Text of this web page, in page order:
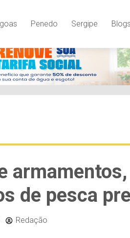
Penedo Sergipe Blogs
de pesca
Redação